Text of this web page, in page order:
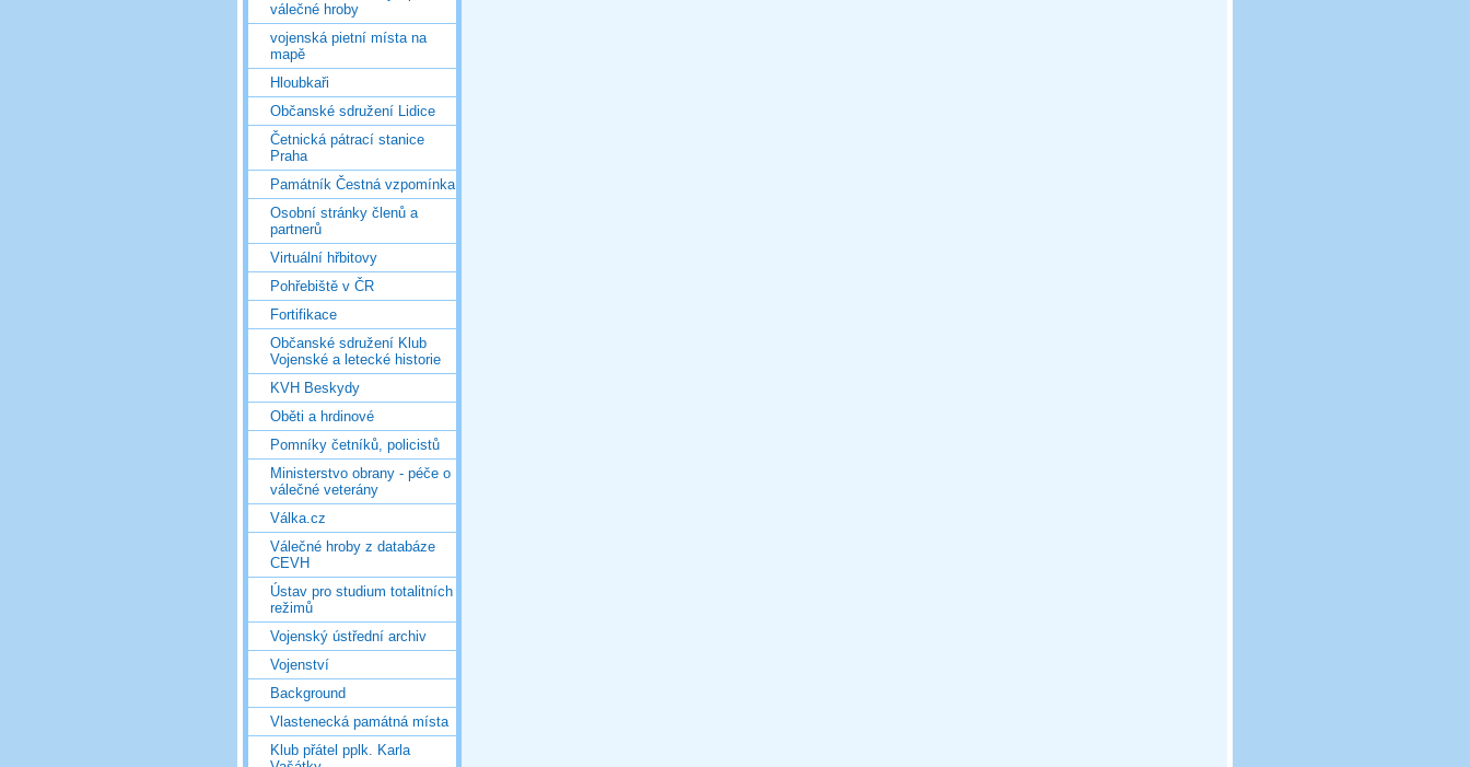
válečné hroby
vojenská pietní místa na
mapě
Hloubkaři
Občanské sdružení Lidice
Četnická pátrací stanice
Praha
Památník Čestná vzpomínka
Osobní stránky členů a
partnerů
Virtuální hřbitovy
Pohřebiště v ČR
Fortifikace
Občanské sdružení Klub
Vojenské a letecké historie
KVH Beskydy
Oběti a hrdinové
Pomníky četníků, policistů
Ministerstvo obrany - péče o
válečné veterány
Válka.cz
Válečné hroby z databáze
CEVH
Ústav pro studium totalitních
režimů
Vojenský ústřední archiv
Vojenství
Background
Vlastenecká památná místa
Klub přátel pplk. Karla